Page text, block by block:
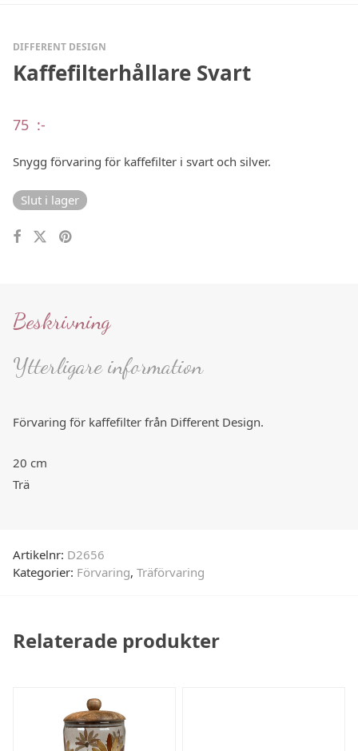
DIFFERENT DESIGN
Kaffefilterhållare Svart
75 :-
Snygg förvaring för kaffefilter i svart och silver.
Slut i lager
Beskrivning
Ytterligare information
Förvaring för kaffefilter från Different Design.
20 cm
Trä
Artikelnr: D2656
Kategorier: Förvaring, Träförvaring
Relaterade produkter